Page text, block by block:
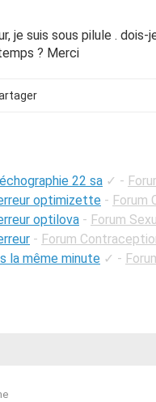
je suis sous pilule .
? Merci
22 sa ✓ -
optimizette - Forum
optilova - Forum
- Forum
la même minute ✓ -